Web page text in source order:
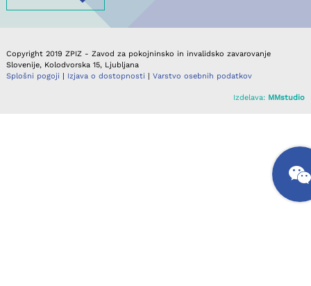
Copyright 2019 ZPIZ - Zavod za pokojninsko in invalidsko zavarovanje
Slovenije, Kolodvorska 15, Ljubljana
Splošni pogoji | Izjava o dostopnosti | Varstvo osebnih podatkov
Izdelava: MMstudio